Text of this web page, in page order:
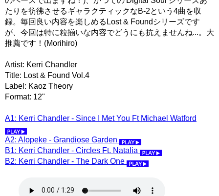
たりを彷彿させるギャラクティックなB-2という4曲を収
録。毎回良い内容を楽しめるLost & Foundシリーズです
が、今回は特に粒揃いな内容でどうにも抗えませんね...。大
推薦です！(Morihiro)
Artist: Kerri Chandler
Title: Lost & Found Vol.4
Label: Kaoz Theory
Format: 12"
A1: Kerri Chandler - Since I Met You Ft Michael Watford
A2: Alopeke - Grandiose Garden
B1: Kerri Chandler - Circles Ft. Natalia
B2: Kerri Chandler - The Dark One